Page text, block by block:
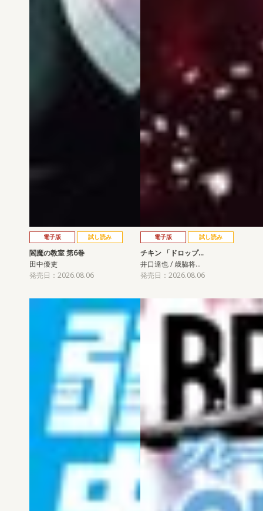
電子版 試し読み
閻魔の教室 第6巻
田中優吏
発売日：2026.08.06
電子版 試し読み
チキン 「ドロップ…
井口達也 / 歳脇将…
発売日：2026.08.06